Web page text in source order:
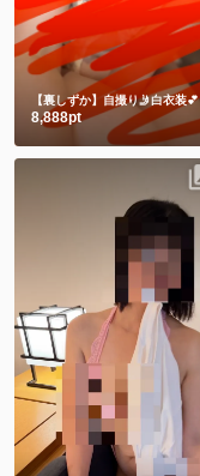
【裏しずか】自撮り🤳白衣装💕
8,888pt